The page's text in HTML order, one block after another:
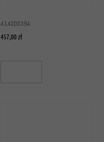
41420039A
457,00zł